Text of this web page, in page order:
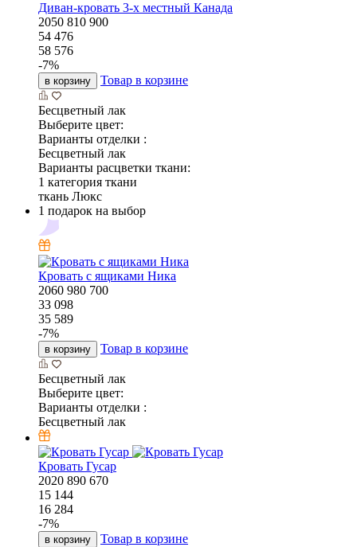
Диван-кровать 3-х местный Канада
2050 810 900
54 476
58 576
-7%
в корзину Товар в корзине
Бесцветный лак
Выберите цвет:
Варианты отделки :
Бесцветный лак
Варианты расцветки ткани:
1 категория ткани
ткань Люкс
1 подарок на выбор
Кровать с ящиками Ника
2060 980 700
33 098
35 589
-7%
в корзину Товар в корзине
Бесцветный лак
Выберите цвет:
Варианты отделки :
Бесцветный лак
Кровать Гусар
2020 890 670
15 144
16 284
-7%
в корзину Товар в корзине